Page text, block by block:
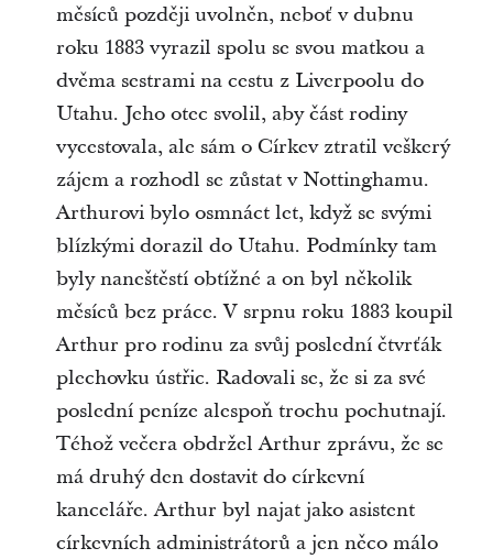
měsíců později uvolněn, neboť v dubnu
roku 1883 vyrazil spolu se svou matkou a
dvěma sestrami na cestu z Liverpoolu do
Utahu. Jeho otec svolil, aby část rodiny
vycestovala, ale sám o Církev ztratil veškerý
zájem a rozhodl se zůstat v Nottinghamu.
Arthurovi bylo osmnáct let, když se svými
blízkými dorazil do Utahu. Podmínky tam
byly naneštěstí obtížné a on byl několik
měsíců bez práce. V srpnu roku 1883 koupil
Arthur pro rodinu za svůj poslední čtvrťák
plechovku ústřic. Radovali se, že si za své
poslední peníze alespoň trochu pochutnají.
Téhož večera obdržel Arthur zprávu, že se
má druhý den dostavit do církevní
kanceláře. Arthur byl najat jako asistent
církevních administrátorů a jen něco málo